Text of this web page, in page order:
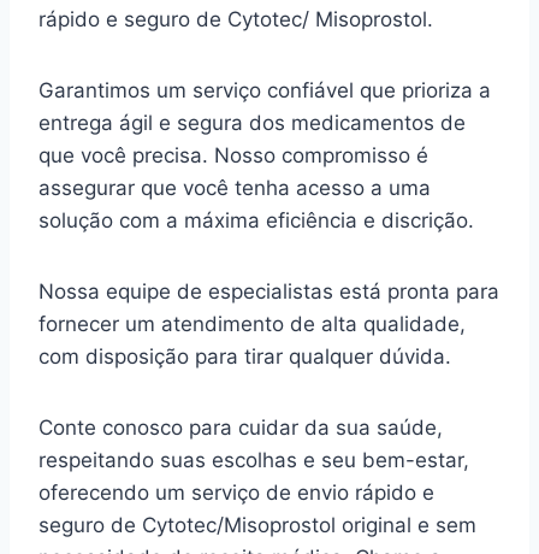
rápido e seguro de Cytotec/ Misoprostol.
Garantimos um serviço confiável que prioriza a
entrega ágil e segura dos medicamentos de
que você precisa. Nosso compromisso é
assegurar que você tenha acesso a uma
solução com a máxima eficiência e discrição.
Nossa equipe de especialistas está pronta para
fornecer um atendimento de alta qualidade,
com disposição para tirar qualquer dúvida.
Conte conosco para cuidar da sua saúde,
respeitando suas escolhas e seu bem-estar,
oferecendo um serviço de envio rápido e
seguro de Cytotec/Misoprostol original e sem